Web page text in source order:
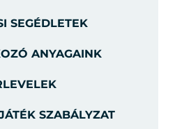
SEGÉDLETEK
ANYAGAINK
SZABÁLYZAT